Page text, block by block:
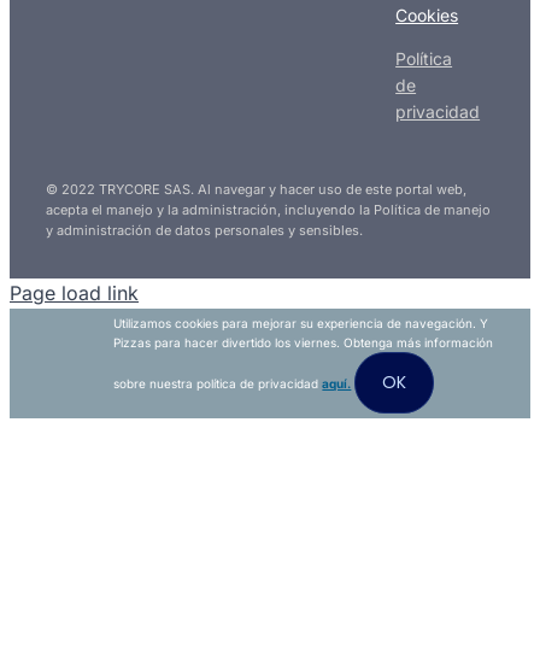
Cookies
Política
de
privacidad
© 2022 TRYCORE SAS. Al navegar y hacer uso de este portal web,
acepta el manejo y la administración, incluyendo la Política de manejo
y administración de datos personales y sensibles.
Page load link
Utilizamos cookies para mejorar su experiencia de navegación. Y
Pizzas para hacer divertido los viernes. Obtenga más información
sobre nuestra política de privacidadaquí. OK